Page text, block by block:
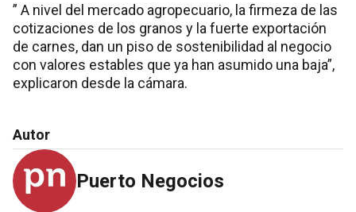
” A nivel del mercado agropecuario, la firmeza de las
cotizaciones de los granos y la fuerte exportación
de carnes, dan un piso de sostenibilidad al negocio
con valores estables que ya han asumido una baja”,
explicaron desde la cámara.
Autor
Puerto Negocios